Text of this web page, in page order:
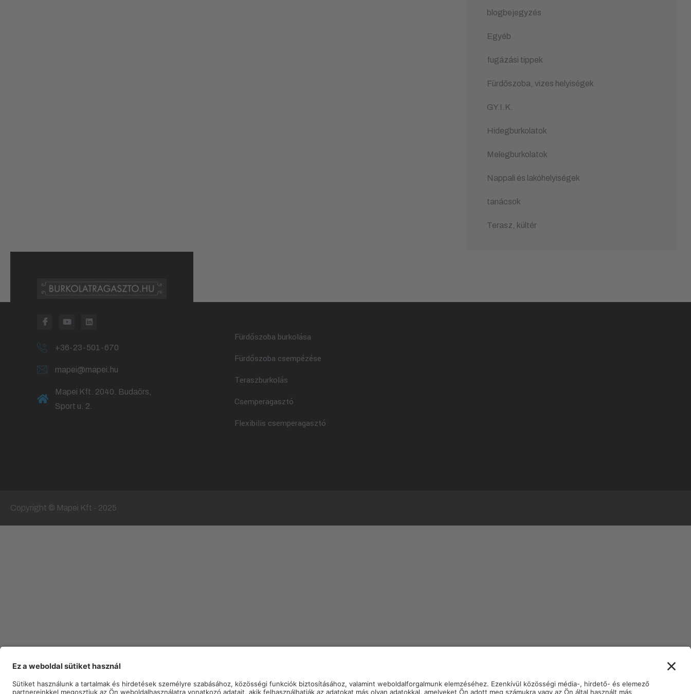
blogbejegyzés
Egyéb
fugázási tippek
Fürdőszoba, vizes helyiségek
GY.I.K.
Hidegburkolatok
Melegburkolatok
Nappali és lakóhelyiségek
tanácsok
Terasz, kültér
+36-23-501-670
mapei@mapei.hu
Mapei Kft. 2040. Budaörs,
Sport u. 2.
Fürdőszoba burkolása
Fürdőszoba csempézése
Teraszburkolás
Csemperagasztó
Flexibilis csemperagasztó
Copyright © Mapei Kft - 2025